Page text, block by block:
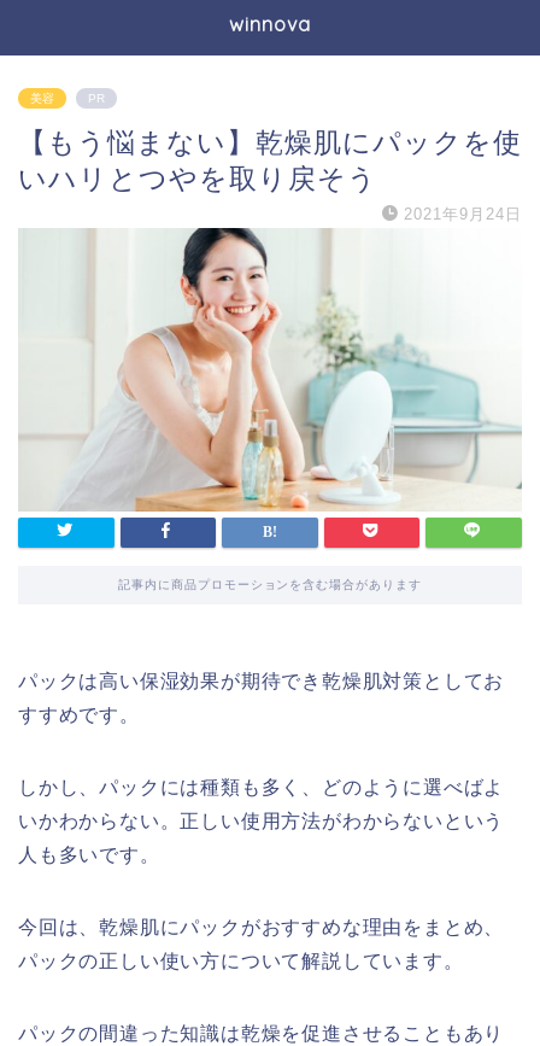
winnova
美容 PR
【もう悩まない】乾燥肌にパックを使
いハリとつやを取り戻そう
2021年9月24日
記事内に商品プロモーションを含む場合があります
パックは高い保湿効果が期待でき乾燥肌対策としてお
すすめです。
しかし、パックには種類も多く、どのように選べばよ
いかわからない。正しい使用方法がわからないという
人も多いです。
今回は、乾燥肌にパックがおすすめな理由をまとめ、
パックの正しい使い方について解説しています。
パックの間違った知識は乾燥を促進させることもあり